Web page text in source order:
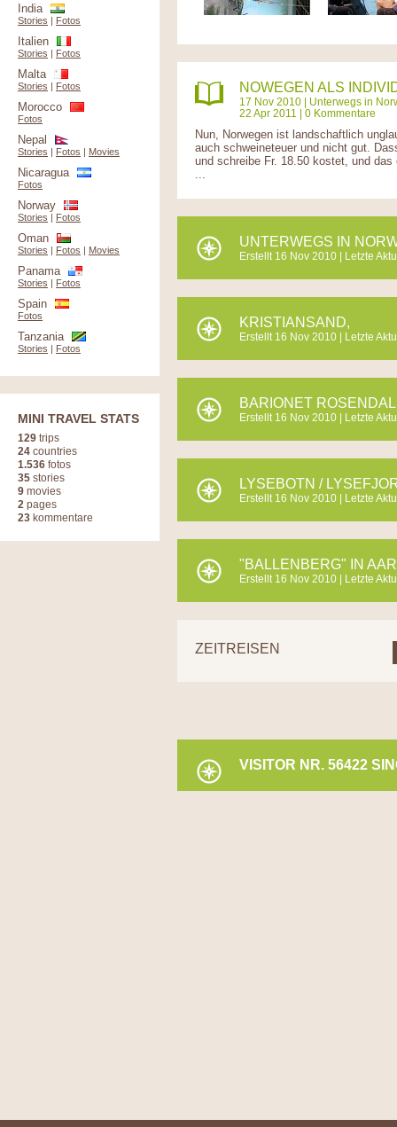
NOWEGEN ALS
17 Nov 2010 | Unterwegs in
22 Apr 2011 | 0 Kommentare
Nun, Norwegen ist landschaftlich
auch schweineteuer und nicht gut.
und schreibe Fr. 18.50 kostet, und
...
UNTERWEGS IN
Erstellt 16 Nov 2010 | Letzte
KRISTIANSAND,
Erstellt 16 Nov 2010 | Letzte
BARIONET ROSENDAL
Erstellt 16 Nov 2010 | Letzte
LYSEBOTN /
Erstellt 16 Nov 2010 | Letzte
"BALLENBERG" IN
Erstellt 16 Nov 2010 | Letzte
ZEITREISEN
VISITOR NR. 56422
India
Stories | Fotos
Italien
Stories | Fotos
Malta
Stories | Fotos
Morocco
Fotos
Nepal
Stories | Fotos | Movies
Nicaragua
Fotos
Norway
Stories | Fotos
Oman
Stories | Fotos | Movies
Panama
Stories | Fotos
Spain
Fotos
Tanzania
Stories | Fotos
MINI TRAVEL STATS
129 trips
24 countries
1.536 fotos
35 stories
9 movies
2 pages
23 kommentare